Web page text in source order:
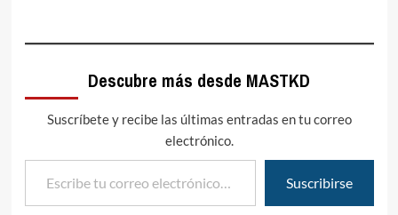
medalla de bronce quedo
Orduz…
Descubre más desde MASTKD
Suscríbete y recibe las últimas entradas en tu correo
electrónico.
Escribe tu correo electrónico…
Suscribirse